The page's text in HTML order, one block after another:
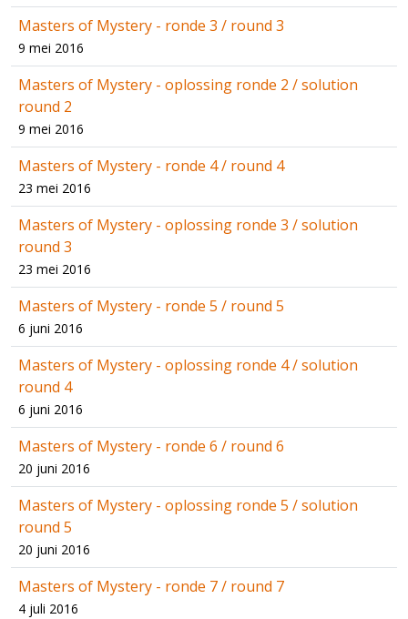
Masters of Mystery - ronde 3 / round 3
9 mei 2016
Masters of Mystery - oplossing ronde 2 / solution
round 2
9 mei 2016
Masters of Mystery - ronde 4 / round 4
23 mei 2016
Masters of Mystery - oplossing ronde 3 / solution
round 3
23 mei 2016
Masters of Mystery - ronde 5 / round 5
6 juni 2016
Masters of Mystery - oplossing ronde 4 / solution
round 4
6 juni 2016
Masters of Mystery - ronde 6 / round 6
20 juni 2016
Masters of Mystery - oplossing ronde 5 / solution
round 5
20 juni 2016
Masters of Mystery - ronde 7 / round 7
4 juli 2016